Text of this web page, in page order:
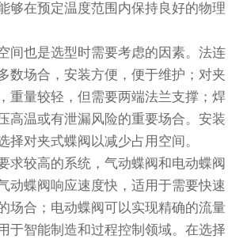
够在预定温度范围内保持良好的物理
间也是选型时需要考虑的因素。法连
数场合，安装方便，便于维护；对夹
重量较轻，但需要两端法兰支撑；焊
高温或有泄漏风险的重要场合。安装
择对夹式蝶阀以减少占用空间。
求较高的系统，气动蝶阀和电动蝶阀
动蝶阀响应速度快，适用于需要快速
场合；电动蝶阀可以实现精确的流量
于智能制造和过程控制领域。在选择